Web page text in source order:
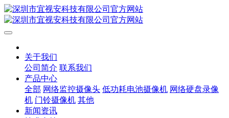
关于我们
公司简介 联系我们
产品中心
全部 网络监控摄像头 低功耗电池摄像机 网络硬盘录像
机 门铃摄像机 其他
新闻资讯